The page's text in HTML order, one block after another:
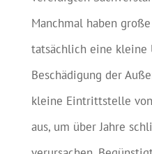
Manchmal haben
tatsächlich eine kleine
Beschädigung der
kleine Eintrittstelle
aus, um über Jahre